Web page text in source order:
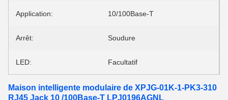
Application: 10/100Base-T
Arrêt: Soudure
LED: Facultatif
Maison intelligente modulaire de XPJG-01K-1-PK3-310
RJ45 Jack 10 /100Base-T LPJ0196AGNL